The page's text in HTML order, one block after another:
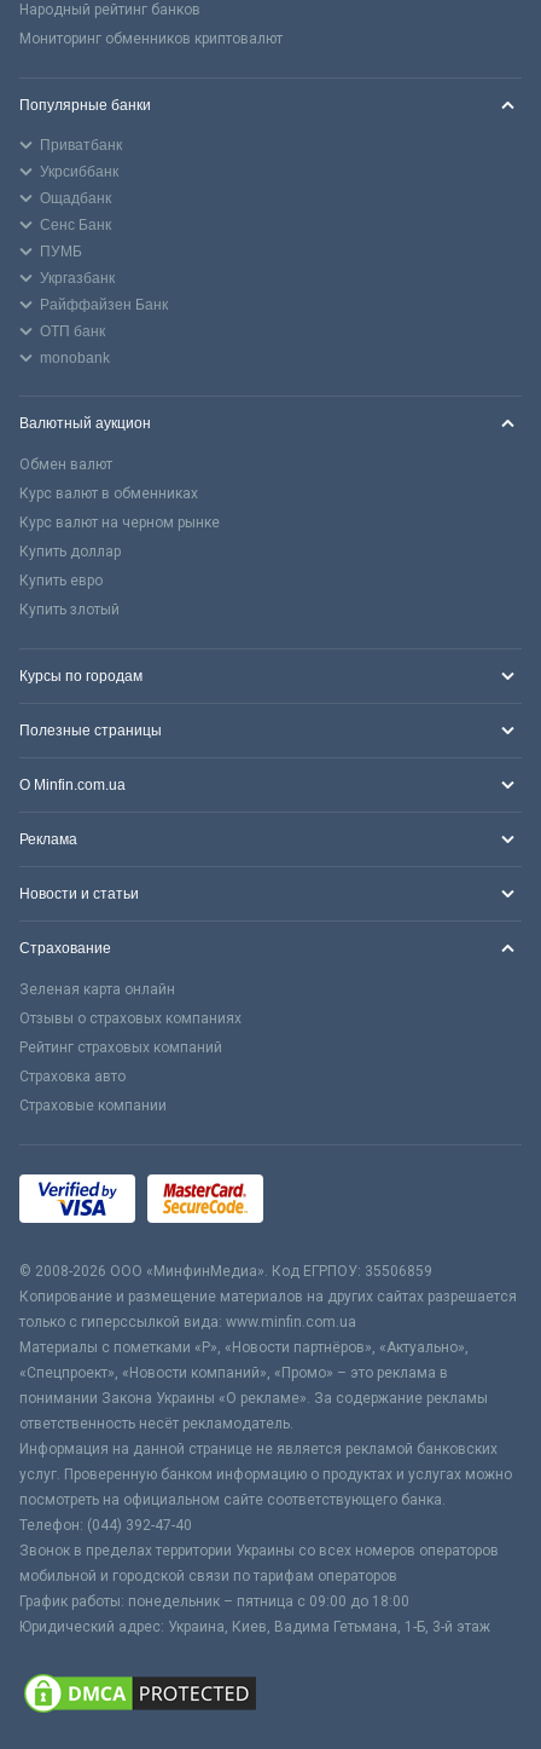
Народный рейтинг банков
Мониторинг обменников криптовалют
Популярные банки
Приватбанк
Укрсиббанк
Ощадбанк
Сенс Банк
ПУМБ
Укргазбанк
Райффайзен Банк
ОТП банк
monobank
Валютный аукцион
Обмен валют
Курс валют в обменниках
Курс валют на черном рынке
Купить доллар
Купить евро
Купить злотый
Курсы по городам
Полезные страницы
О Minfin.com.ua
Реклама
Новости и статьи
Страхование
Зеленая карта онлайн
Отзывы о страховых компаниях
Рейтинг страховых компаний
Страховка авто
Страховые компании
© 2008-2026 ООО «МинфинМедиа». Код ЕГРПОУ: 35506859
Копирование и размещение материалов на других сайтах разрешается
только с гиперссылкой вида: www.minfin.com.ua
Материалы с пометками «Р», «Новости партнёров», «Актуально»,
«Спецпроект», «Новости компаний», «Промо» – это реклама в
понимании Закона Украины «О рекламе». За содержание рекламы
ответственность несёт рекламодатель.
Информация на данной странице не является рекламой банковских
услуг. Проверенную банком информацию о продуктах и услугах можно
посмотреть на официальном сайте соответствующего банка.
Телефон: (044) 392-47-40
Звонок в пределах территории Украины со всех номеров операторов
мобильной и городской связи по тарифам операторов
График работы: понедельник – пятница с 09:00 до 18:00
Юридический адрес: Украина, Киев, Вадима Гетьмана, 1-Б, 3-й этаж